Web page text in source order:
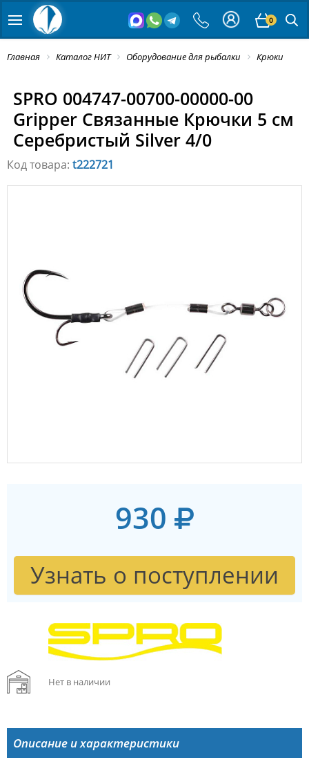
0
Главная Каталог НИТ Оборудование для рыбалки Крюки
SPRO 004747-00700-00000-00
Gripper Связанные Крючки 5 см
Серебристый Silver 4/0
Код товара: t222721
930
Узнать о поступлении
Нет в наличии
Описание и характеристики